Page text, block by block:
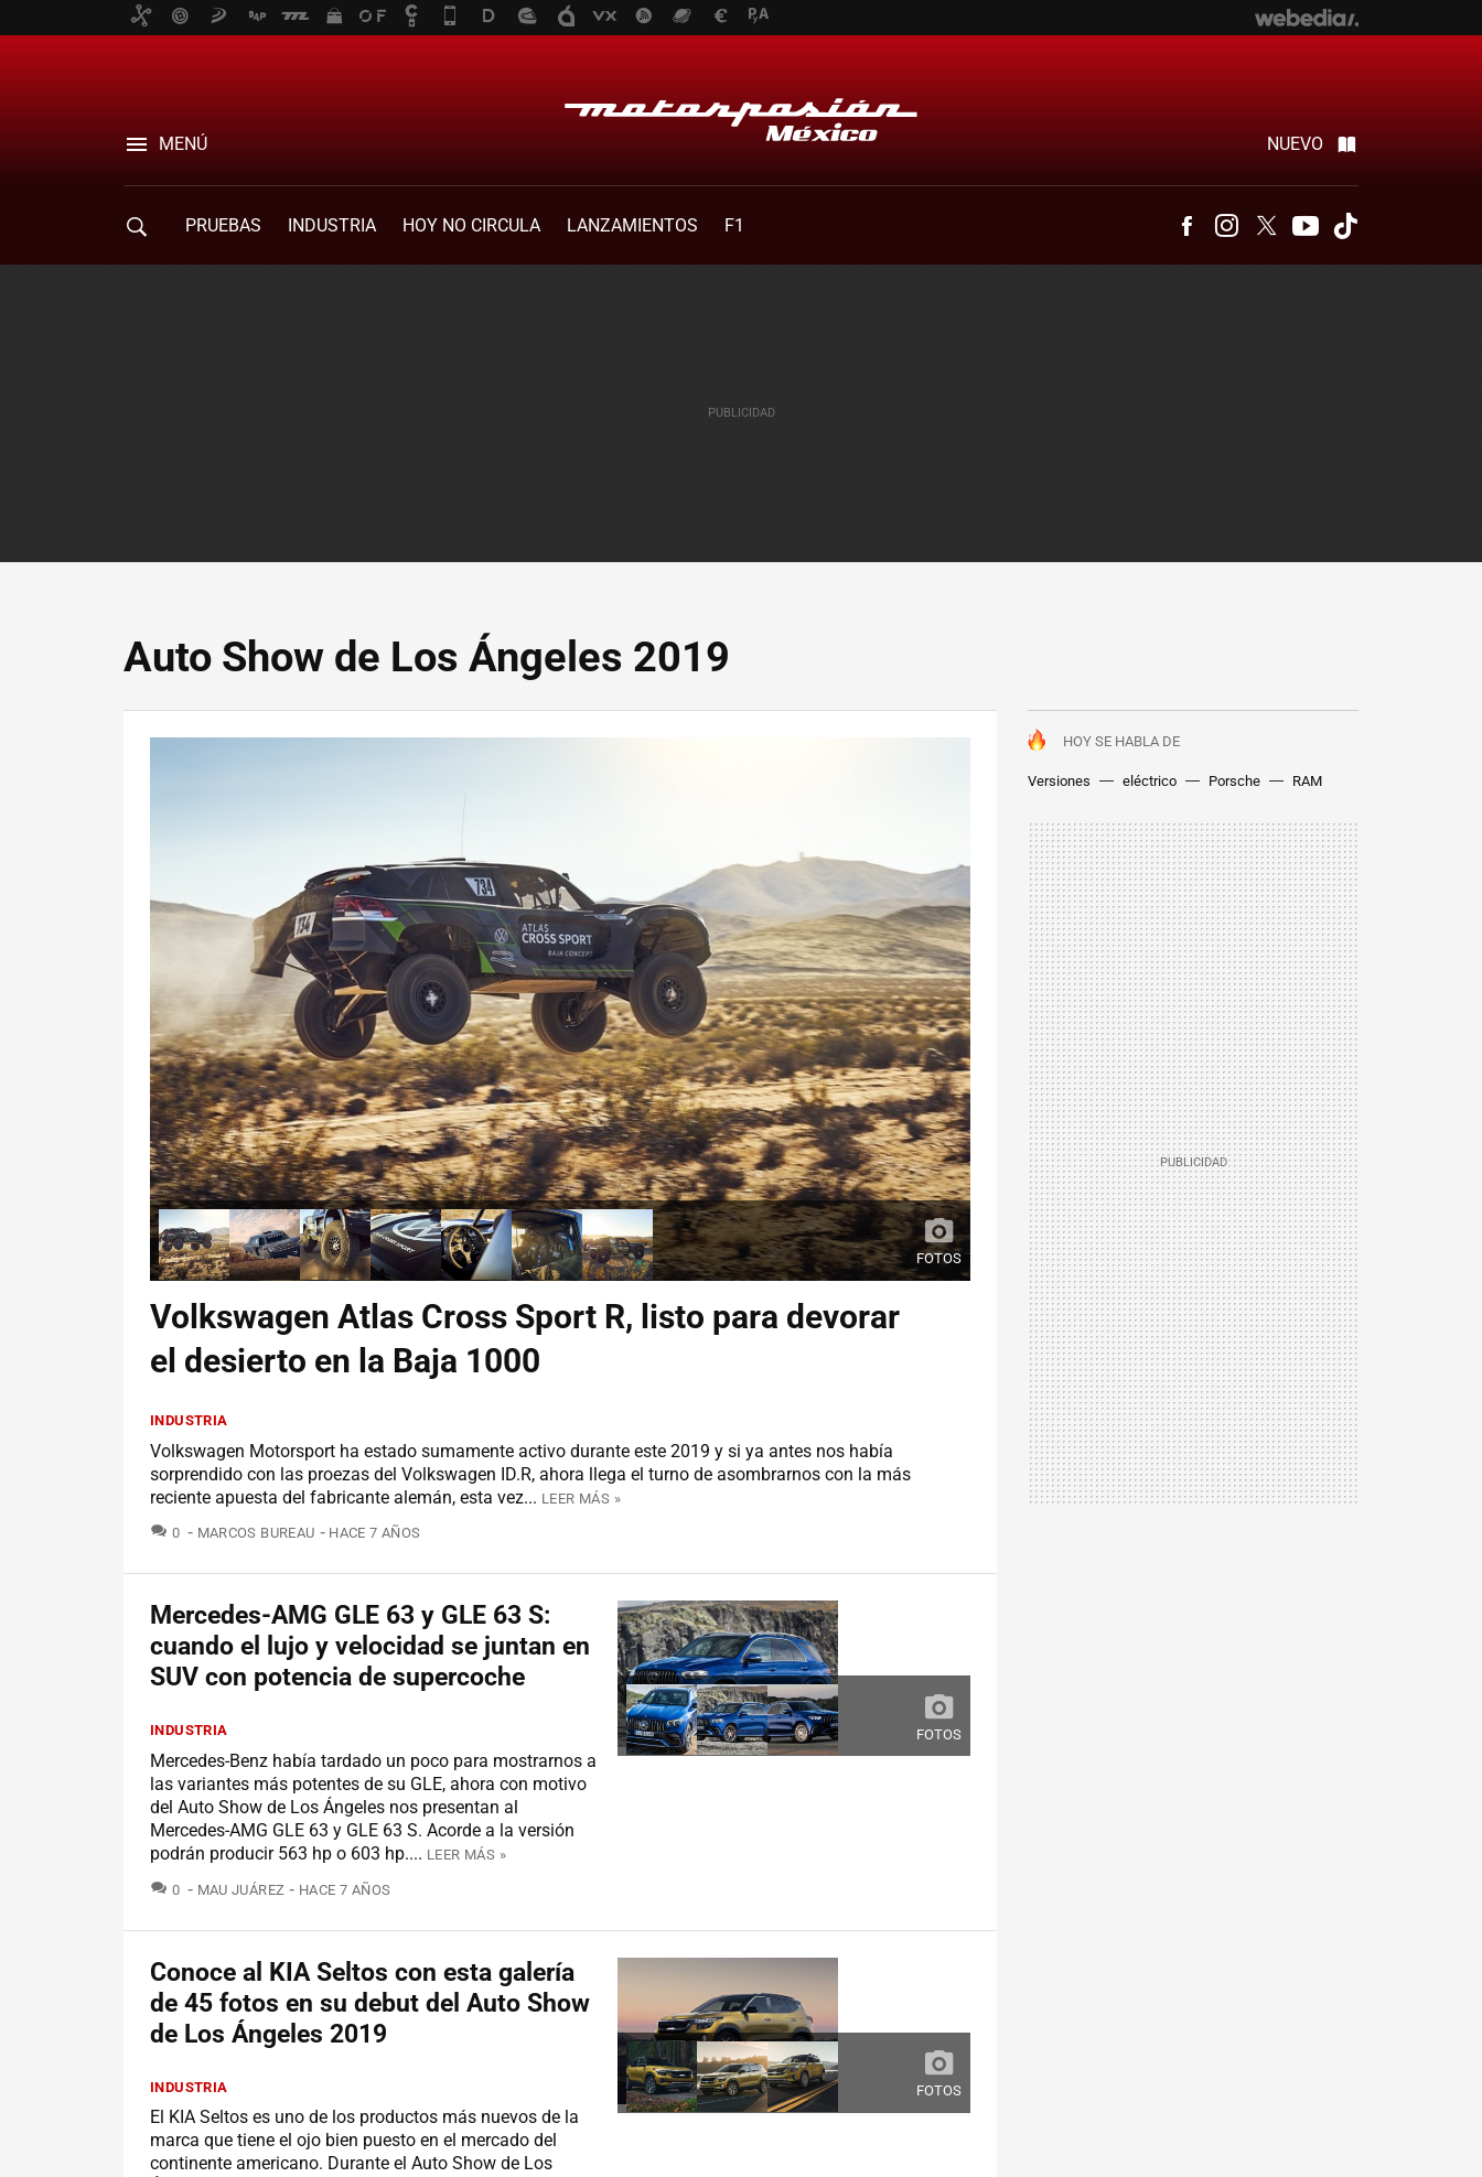
MENÚ NUEVO
PRUEBAS INDUSTRIA HOY NO CIRCULA LANZAMIENTOS F1 FacebookInstagram
Twitter Youtube
Auto Show de Los Ángeles 2019
HOY SE HABLA DE
Versiones eléctrico Porsche RAM
FOTOS
Volkswagen Atlas Cross Sport R, listo para devorar
el desierto en la Baja 1000
INDUSTRIA
Volkswagen Motorsport ha estado sumamente activo durante este 2019 y si ya antes nos había
sorprendido con las proezas del Volkswagen ID.R, ahora llega el turno de asombrarnos con la más
reciente apuesta del fabricante alemán, esta vez... LEER MÁS »
0 COMENTARIOS
MARCOS BUREAU HACE 7 AÑOS
FOTOS
Mercedes-AMG GLE 63 y GLE 63 S:
cuando el lujo y velocidad se juntan en
SUV con potencia de supercoche
INDUSTRIA
Mercedes-Benz había tardado un poco para mostrarnos a
las variantes más potentes de su GLE, ahora con motivo
del Auto Show de Los Ángeles nos presentan al
Mercedes-AMG GLE 63 y GLE 63 S. Acorde a la versión
podrán producir 563 hp o 603 hp.... LEER MÁS »
0 COMENTARIOS
MAU JUÁREZ HACE 7 AÑOS
FOTOS
Conoce al KIA Seltos con esta galería
de 45 fotos en su debut del Auto Show
de Los Ángeles 2019
INDUSTRIA
El KIA Seltos es uno de los productos más nuevos de la
marca que tiene el ojo bien puesto en el mercado del
continente americano. Durante el Auto Show de Los